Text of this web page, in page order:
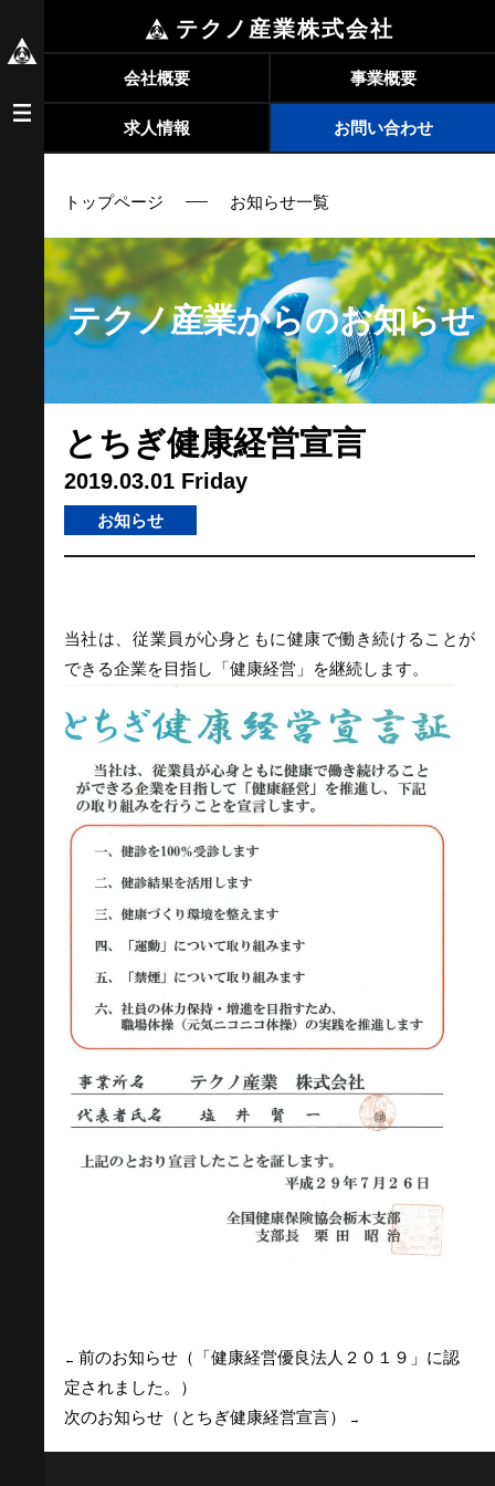
テクノ産業株式会社
会社概要 事業概要
求人情報 お問い合わせ
トップページ お知らせ一覧
テクノ産業からのお知らせ
とちぎ健康経営宣言
2019.03.01 Friday
お知らせ
当社は、従業員が心身ともに健康で働き続けることが
できる企業を目指し「健康経営」を継続します。
← 前のお知らせ（「健康経営優良法人２０１９」に認
定されました。）
次のお知らせ（とちぎ健康経営宣言）
→